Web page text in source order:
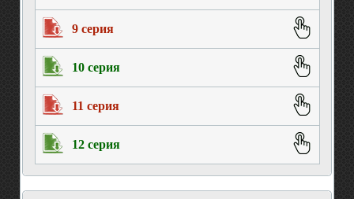
9 серия
10 серия
11 серия
12 серия